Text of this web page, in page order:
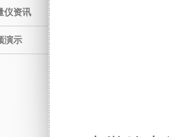
仪资讯
演示